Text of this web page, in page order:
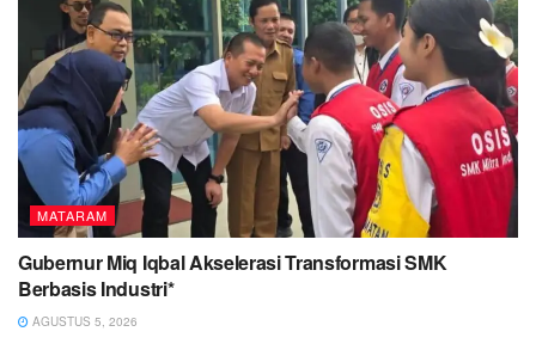
MATARAM
Gubernur Miq Iqbal Akselerasi Transformasi SMK
Berbasis Industri*
AGUSTUS 5, 2026